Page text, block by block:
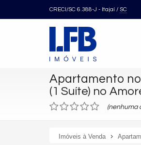
CRECI/SC 6.388-J - Itajaí / SC
Apartamento
(1 Suíte) no
(nenhuma
Imóveis à Venda